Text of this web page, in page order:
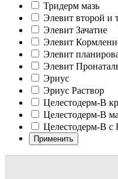
Тридерм мазь
Элевит второй и
Элевит Зачатие
Элевит
Элевит
Элевит
Эриус
Эриус Раствор
Целестодерм-В
Целестодерм-В
Целестодерм-В с
Применить